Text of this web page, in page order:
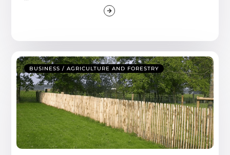
BUSINESS / AGRICULTURE AND FORESTRY